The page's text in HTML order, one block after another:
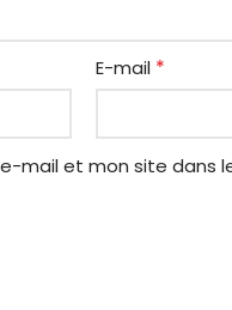
E-mail *
mail et mon site dans